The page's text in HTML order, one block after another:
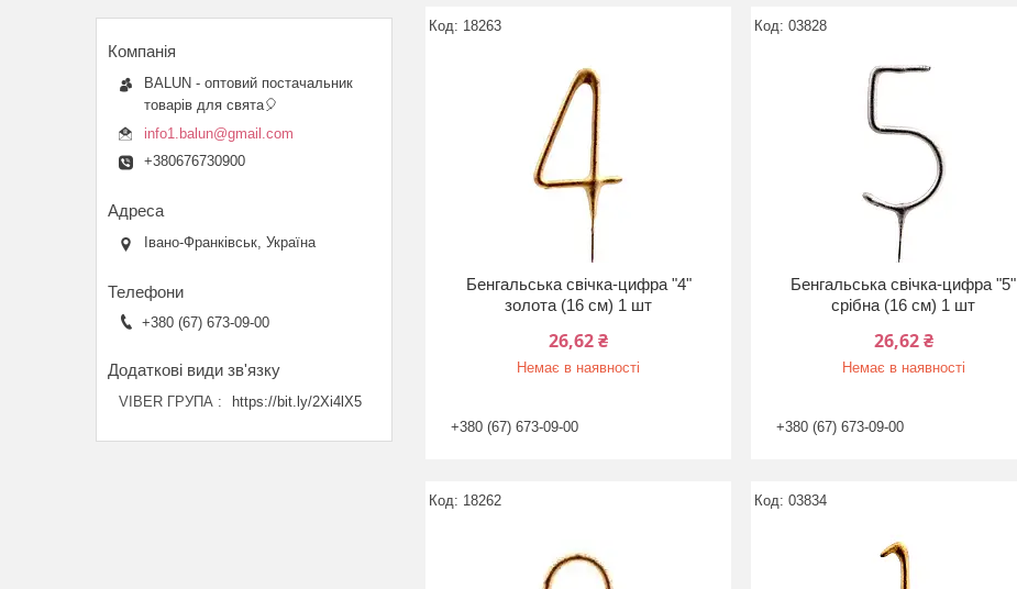
18263
Бенгальська свічка-цифра "4"
золота (16 см) 1 шт
26,62 ₴
Немає в наявності
+380 (67) 673-09-00
03828
Бенгальська свічка-цифра "5"
срібна (16 см) 1 шт
26,62 ₴
Немає в наявності
+380 (67) 673-09-00
18262 03834
BALUN - оптовий постачальник
товарів для свята🎈
info1.balun@gmail.com
+380676730900
Івано-Франківськ, Україна
+380 (67) 673-09-00
VIBER ГРУПА https://bit.ly/2Xi4lX5